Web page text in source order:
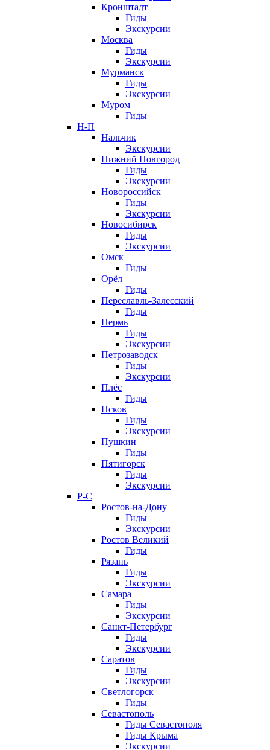
Кронштадт
Гиды
Экскурсии
Москва
Гиды
Экскурсии
Мурманск
Гиды
Экскурсии
Муром
Гиды
Н-П
Нальчик
Экскурсии
Нижний Новгород
Гиды
Экскурсии
Новороссийск
Гиды
Экскурсии
Новосибирск
Гиды
Экскурсии
Омск
Гиды
Орёл
Гиды
Переславль-Залесский
Гиды
Пермь
Гиды
Экскурсии
Петрозаводск
Гиды
Экскурсии
Плёс
Гиды
Псков
Гиды
Экскурсии
Пушкин
Гиды
Пятигорск
Гиды
Экскурсии
Р-С
Ростов-на-Дону
Гиды
Экскурсии
Ростов Великий
Гиды
Рязань
Гиды
Экскурсии
Самара
Гиды
Экскурсии
Санкт-Петербург
Гиды
Экскурсии
Саратов
Гиды
Экскурсии
Светлогорск
Гиды
Севастополь
Гиды Севастополя
Гиды Крыма
Экскурсии